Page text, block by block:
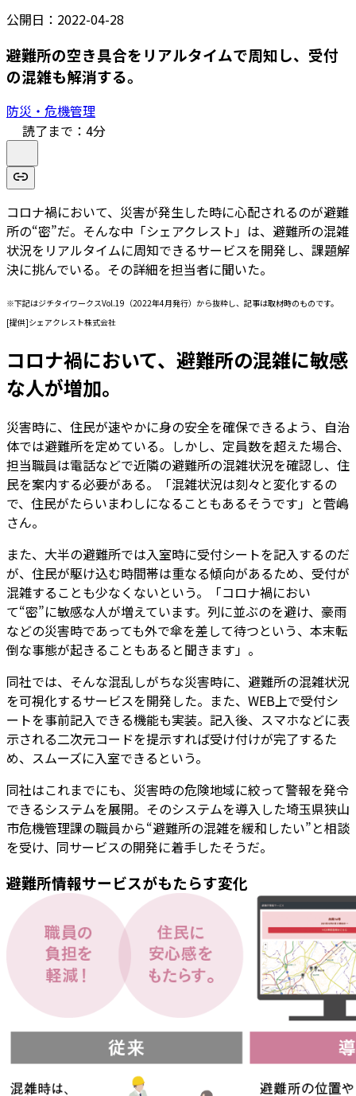
公開日： 2022-04-28
避難所の空き具合をリアルタイムで周知し、受付
の混雑も解消する。
防災・危機管理
読了まで： 4分
コロナ禍において、災害が発生した時に心配されるのが避難
所の“密”だ。そんな中「シェアクレスト」は、避難所の混雑
状況をリアルタイムに周知できるサービスを開発し、課題解
決に挑んでいる。その詳細を担当者に聞いた。
※下記はジチタイワークスVol.19（2022年4月発行）から抜粋し、記事は取材時のものです。
[提供]シェアクレスト株式会社
コロナ禍において、避難所の混雑に敏感
な人が増加。
災害時に、住民が速やかに身の安全を確保できるよう、自治
体では避難所を定めている。しかし、定員数を超えた場合、
担当職員は電話などで近隣の避難所の混雑状況を確認し、住
民を案内する必要がある。「混雑状況は刻々と変化するの
で、住民がたらいまわしになることもあるそうです」と菅嶋
さん。
また、大半の避難所では入室時に受付シートを記入するのだ
が、住民が駆け込む時間帯は重なる傾向があるため、受付が
混雑することも少なくないという。「コロナ禍におい
て“密”に敏感な人が増えています。列に並ぶのを避け、豪雨
などの災害時であっても外で傘を差して待つという、本末転
倒な事態が起きることもあると聞きます」。
同社では、そんな混乱しがちな災害時に、避難所の混雑状況
を可視化するサービスを開発した。また、WEB上で受付シ
ートを事前記入できる機能も実装。記入後、スマホなどに表
示される二次元コードを提示すれば受け付けが完了するた
め、スムーズに入室できるという。
同社はこれまでにも、災害時の危険地域に絞って警報を発令
できるシステムを展開。そのシステムを導入した埼玉県狭山
市危機管理課の職員から“避難所の混雑を緩和したい”と相談
を受け、同サービスの開発に着手したそうだ。
避難所情報サービスがもたらす変化